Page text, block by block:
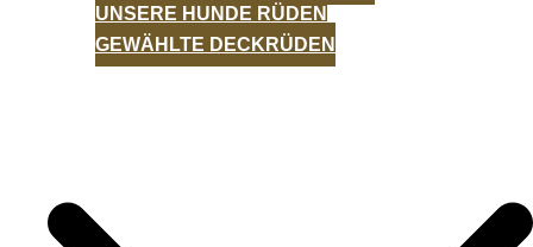
UNSERE HUNDE RÜDEN
GEWÄHLTE DECKRÜDEN